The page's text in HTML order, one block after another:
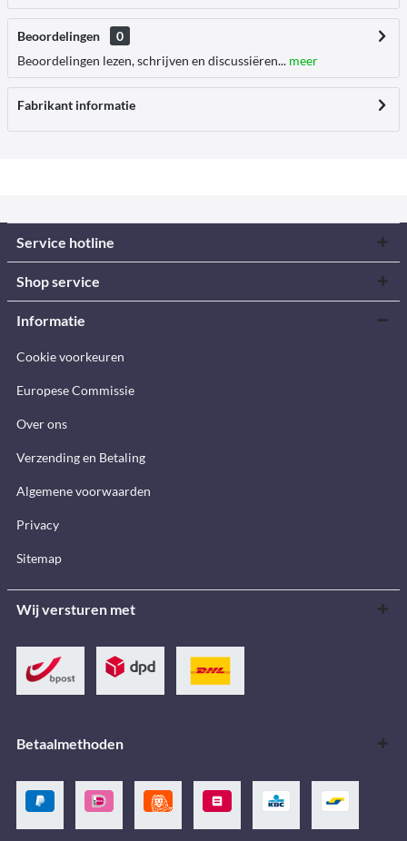
Beoordelingen
0
Beoordelingen lezen, schrijven en discussiëren... meer
Fabrikant informatie
Service hotline
Shop service
Informatie
Cookie voorkeuren
Europese Commissie
Over ons
Verzending en Betaling
Algemene voorwaarden
Privacy
Sitemap
Wij versturen met
Betaalmethoden